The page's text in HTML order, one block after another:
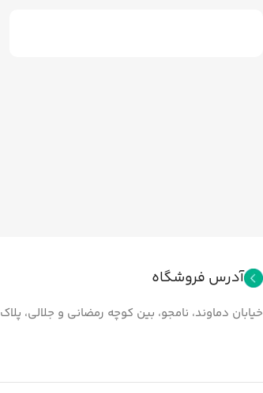
آدرس فروشگاه
خیابان دماوند، نامجو، بین کوچه رمضانی و جلالي، پلاک ۴۴۳